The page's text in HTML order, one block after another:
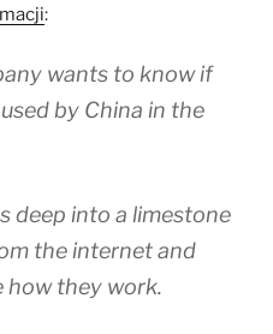
:
wants to know if
by China in the
deep into a limestone
the internet and
how they work.